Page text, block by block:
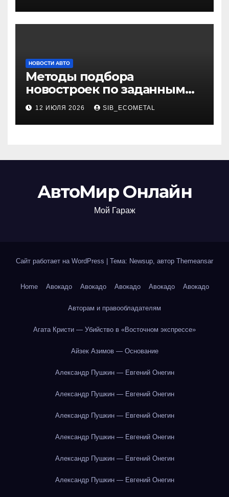
НОВОСТИ АВТО
Методы подбора
новостроек по заданным
критериям
12 ИЮЛЯ 2026 SIB_ECOMETAL
АвтоМир Онлайн
Мой Гараж
Сайт работает на WordPress Тема: Newsup, автор Themeansar
Home Авокадо Авокадо Авокадо Авокадо Авокадо
Авторам и правообладателям
Агата Кристи — Убийство в «Восточном экспрессе»
Айзек Азимов — Основание
Александр Пушкин — Евгений Онегин
Александр Пушкин — Евгений Онегин
Александр Пушкин — Евгений Онегин
Александр Пушкин — Евгений Онегин
Александр Пушкин — Евгений Онегин
Александр Пушкин — Евгений Онегин